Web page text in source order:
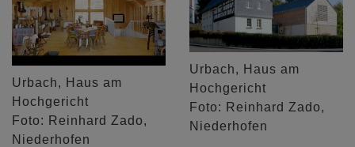
Urbach, Haus am
Hochgericht
Foto: Reinhard Zado,
Niederhofen
Urbach, Haus am
Hochgericht
Foto: Reinhard Zado,
Niederhofen